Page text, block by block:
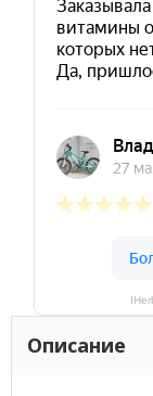
Описание